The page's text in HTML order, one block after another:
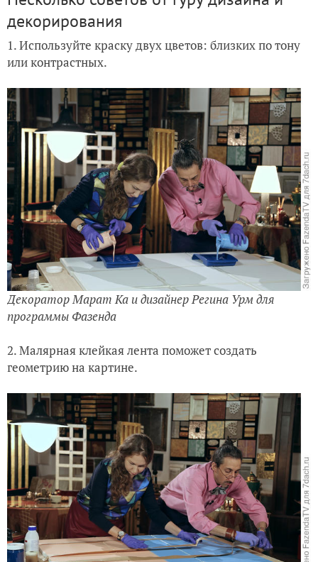
декорирования
1. Используйте краску двух цветов: близких по тону
или контрастных.
Декоратор Марат Ка и дизайнер Регина Урм для
программы Фазенда
2. Малярная клейкая лента поможет создать
геометрию на картине.